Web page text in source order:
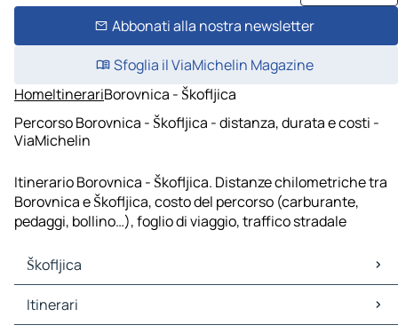
Abbonati alla nostra newsletter
Sfoglia il ViaMichelin Magazine
HomeItinerariBorovnica - Škofljica
Percorso Borovnica - Škofljica - distanza, durata e costi -
ViaMichelin
Itinerario Borovnica - Škofljica. Distanze chilometriche tra
Borovnica e Škofljica, costo del percorso (carburante,
pedaggi, bollino…), foglio di viaggio, traffico stradale
Škofljica
Škofljica Mappe Piantine
Škofljica Traffico
Itinerari